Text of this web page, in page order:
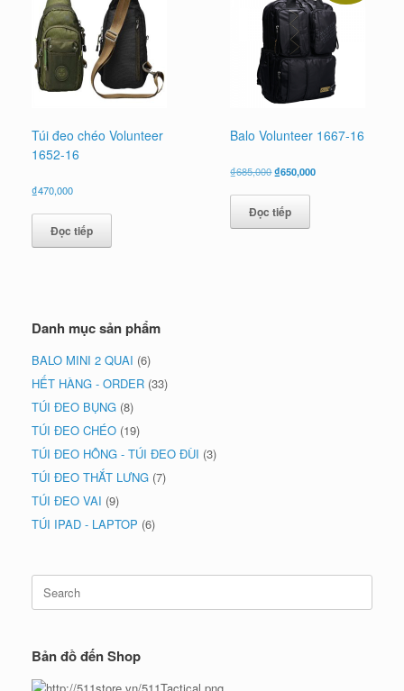
Túi đeo chéo Volunteer
1652-16
₫470,000
Đọc tiếp
Balo Volunteer 1667-16
₫685,000Giá
là:
₫685,000.
₫650,000Giá
Đọc tiếp
Danh mục sản phẩm
BALO MINI 2 QUAI (6)
HẾT HÀNG - ORDER (33)
TÚI ĐEO BỤNG (8)
TÚI ĐEO CHÉO (19)
TÚI ĐEO HÔNG - TÚI ĐEO ĐÙI (3)
TÚI ĐEO THẮT LƯNG (7)
TÚI ĐEO VAI (9)
TÚI IPAD - LAPTOP (6)
Search
for:
Bản đồ đến Shop